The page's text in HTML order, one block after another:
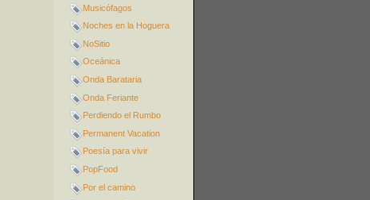
Musicófagos
Noches en la Hoguera
NoSitio
Oceánica
Onda Barataria
Onda Feriante
Perdiendo el Rumbo
Permanent Vacation
Poesía para vivir
PopFood
Por el camino